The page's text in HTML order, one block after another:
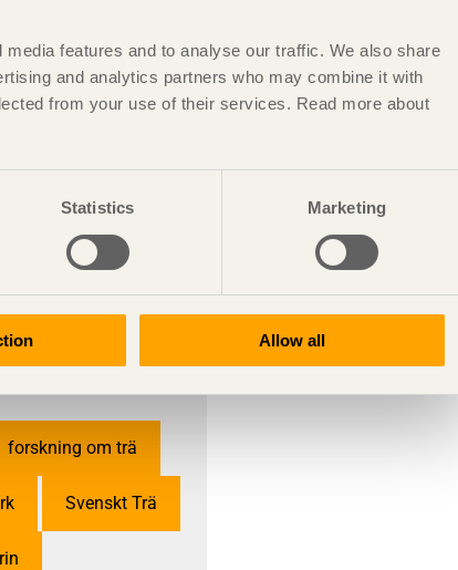
features and to analyse our traffic. We also share
and analytics partners who may combine it with
from your use of their services. Read more about
Statistics Marketing
Allow all
samt stärka
adjungerande
med Chalmers
forskning om trä
Svenskt Trä